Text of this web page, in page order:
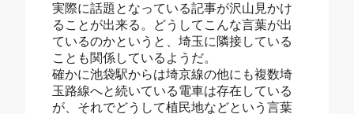
実際に話題となっている記事が沢山見かけ
ることが出来る。どうしてこんな言葉が出
ているのかというと、埼玉に隣接している
ことも関係しているようだ。
確かに池袋駅からは埼京線の他にも複数埼
玉路線へと続いている電車は存在している
が、それでどうして植民地などという言葉